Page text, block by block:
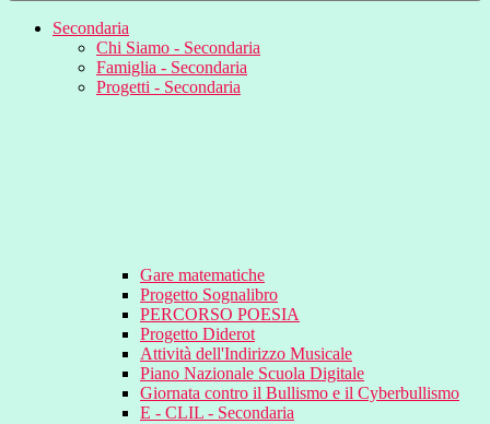
Secondaria
Chi Siamo - Secondaria
Famiglia - Secondaria
Progetti - Secondaria
Gare matematiche
Progetto Sognalibro
PERCORSO POESIA
Progetto Diderot
Attività dell'Indirizzo Musicale
Piano Nazionale Scuola Digitale
Giornata contro il Bullismo e il Cyberbullismo
E - CLIL - Secondaria